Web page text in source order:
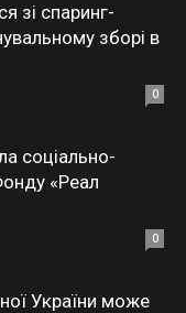
зі спаринг-
зборі в
0
соціально-
«Реал
0
України може